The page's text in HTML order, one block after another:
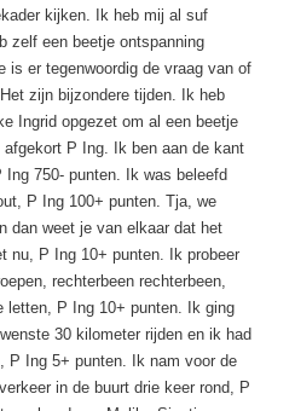
kijken. Ik heb mij al suf
zelf een beetje ontspanning
is er tegenwoordig de vraag van of
zijn bijzondere tijden. Ik heb
Ingrid opgezet om al een beetje
P Ing. Ik ben aan de kant
750- punten. Ik was beleefd
P Ing 100+ punten. Tja, we
dan weet je van elkaar dat het
nu, P Ing 10+ punten. Ik probeer
rechterbeen rechterbeen,
letten, P Ing 10+ punten. Ik ging
30 kilometer rijden en ik had
P Ing 5+ punten. Ik nam voor de
in de buurt drie keer rond, P